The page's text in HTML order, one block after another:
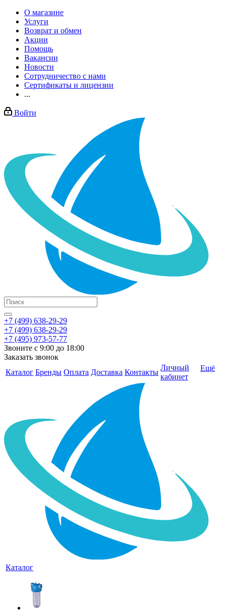
О магазине
Услуги
Возврат и обмен
Акции
Помощь
Вакансии
Новости
Сотрудничество с нами
Сертификаты и лицензии
...
Войти
+7 (499) 638-29-29
+7 (499) 638-29-29
+7 (495) 973-57-77
Звоните с 9:00 до 18:00
Заказать звонок
Каталог Бренды Оплата Доставка Контакты
Личный
кабинет
Ещё
Каталог